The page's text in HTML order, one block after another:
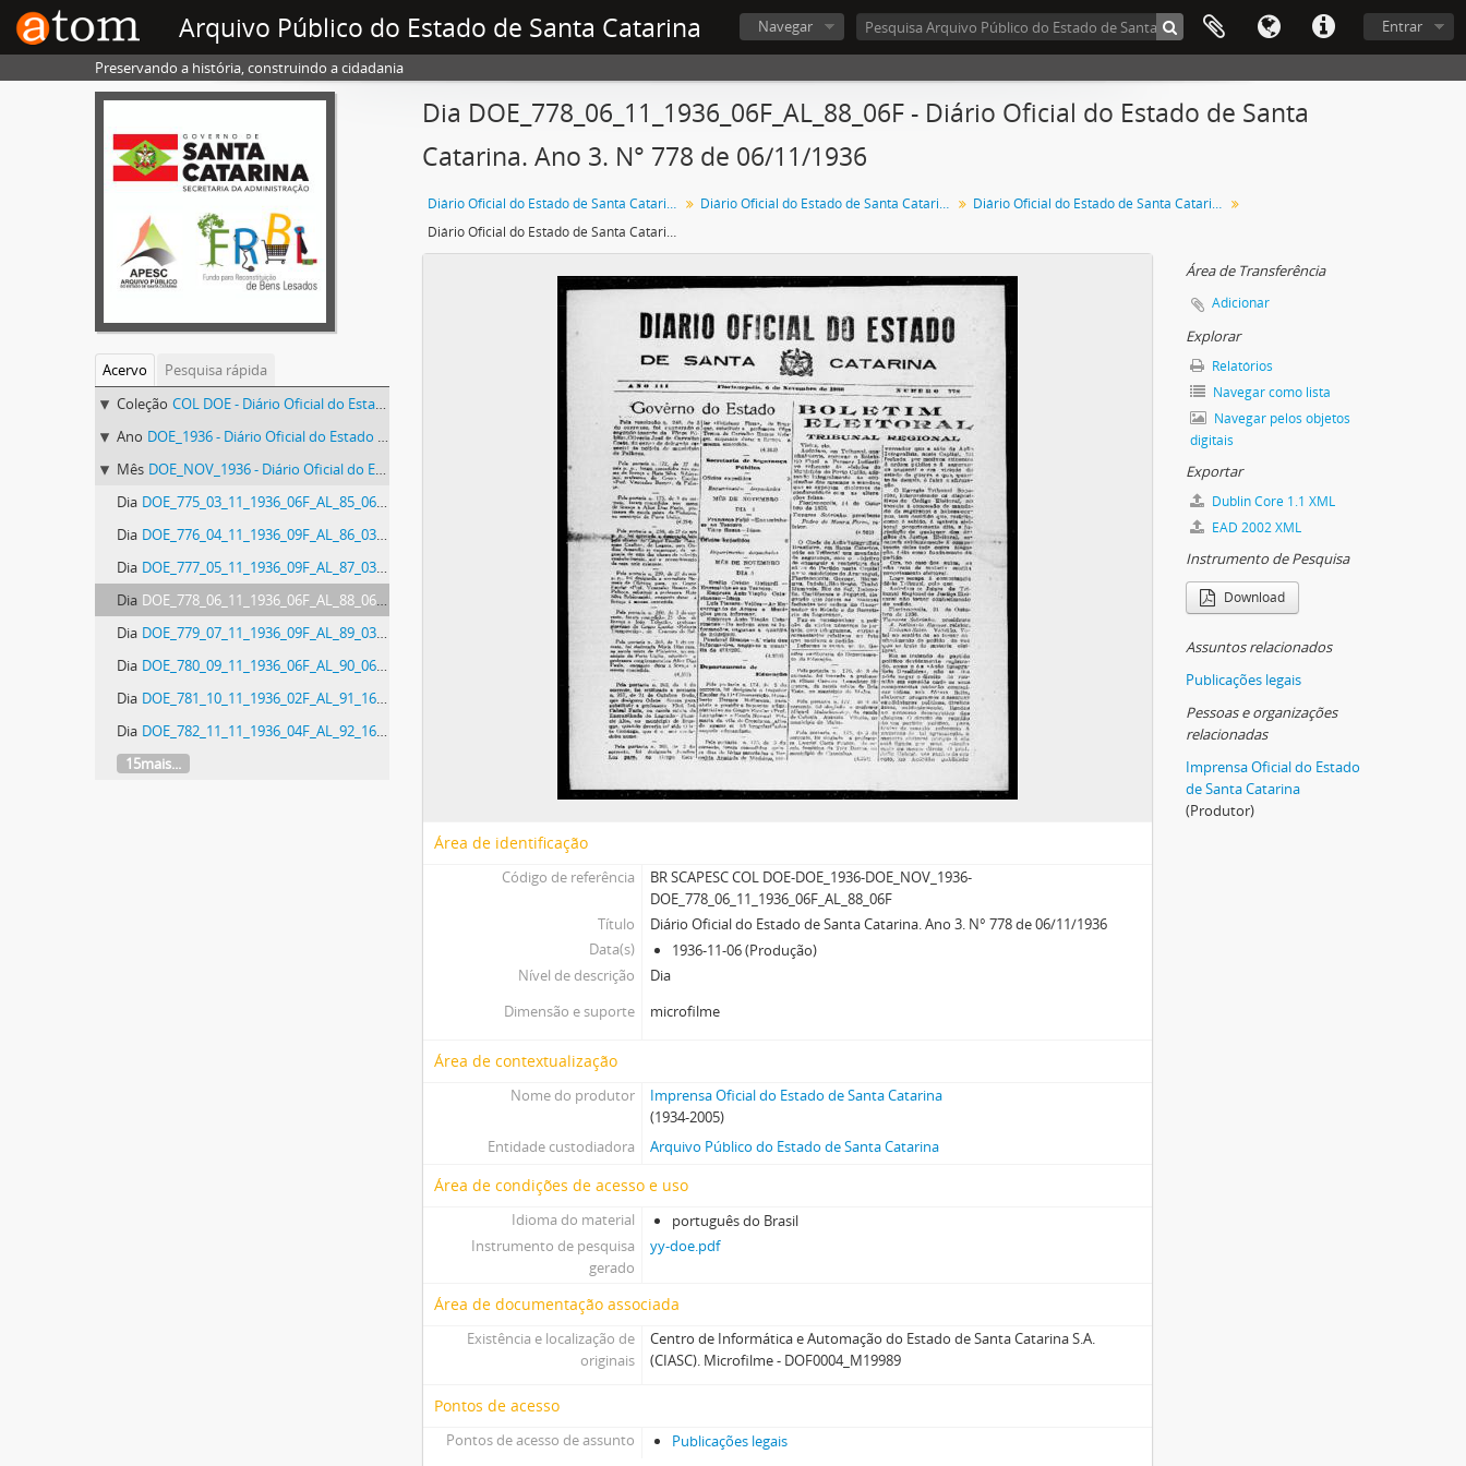
Arquivo Público do Estado de Santa Catarina Entrar
Navegar
Preservando a história, construindo a cidadania
Acervo
Pesquisa rápida
Coleção COL DOE - Diário Oficial do Estado de Santa Catarina
Ano DOE_1936 - Diário Oficial do Estado de Santa Catarina. 1936
Mês DOE_NOV_1936 - Diário Oficial do Estado de Santa Catarina. Novembro de 1936
Dia DOE_775_03_11_1936_06F_AL_85_06F - Diário Oficial do Estado de Santa Catarina. Ano 3. N° 775 de 03/11/1936
Dia DOE_776_04_11_1936_09F_AL_86_03F - Diário Oficial do Estado de Santa Catarina. Ano 3. N° 776 de 04/11/1936
Dia DOE_777_05_11_1936_09F_AL_87_03F - Diário Oficial do Estado de Santa Catarina. Ano 3. N° 777 de 05/11/1936
Dia DOE_778_06_11_1936_06F_AL_88_06F - Diário Oficial do Estado de Santa Catarina. Ano 3. N° 778 de 06/11/1936
Dia DOE_779_07_11_1936_09F_AL_89_03F - Diário Oficial do Estado de Santa Catarina. Ano 3. N° 779 de 07/11/1936
Dia DOE_780_09_11_1936_06F_AL_90_06F - Diário Oficial do Estado de Santa Catarina. Ano 3. N° 780 de 09/11/1936
Dia DOE_781_10_11_1936_02F_AL_91_16F - Diário Oficial do Estado de Santa Catarina. Ano 3. N° 781 de 10/11/1936
Dia DOE_782_11_11_1936_04F_AL_92_16F - Diário Oficial do Estado de Santa Catarina. Ano 3. N° 782 de 11/11/1936
15mais...
Dia DOE_778_06_11_1936_06F_AL_88_06F - Diário Oficial do Estado de Santa
Catarina. Ano 3. N° 778 de 06/11/1936
Diário Oficial do Estado de Santa Catarina Diário Oficial do Estado de Santa Catarina. 1936
Diário Oficial do Estado de Santa Catarina. Novembro de 1936
Diário Oficial do Estado de Santa Catarina. Ano 3. N° 778 de 06/11/1936
Área de identificação
Código de referência
BR SCAPESC COL DOE-DOE_1936-DOE_NOV_1936-
DOE_778_06_11_1936_06F_AL_88_06F
Título
Diário Oficial do Estado de Santa Catarina. Ano 3. N° 778 de 06/11/1936
Data(s)
1936-11-06 (Produção)
Nível de descrição
Dia
Dimensão e suporte
microfilme
Área de contextualização
Nome do produtor
Imprensa Oficial do Estado de Santa Catarina
(1934-2005)
Entidade custodiadora
Arquivo Público do Estado de Santa Catarina
Área de condições de acesso e uso
Idioma do material
português do Brasil
Instrumento de pesquisa
gerado
yy-doe.pdf
Área de documentação associada
Existência e localização de
originais
Centro de Informática e Automação do Estado de Santa Catarina S.A.
(CIASC). Microfilme - DOF0004_M19989
Pontos de acesso
Pontos de acesso de assunto Publicações legais
Área de Transferência
Adicionar
Explorar
Relatórios
Navegar como lista
Navegar pelos objetos
digitais
Exportar
Dublin Core 1.1 XML
EAD 2002 XML
Instrumento de Pesquisa
Download
Assuntos relacionados
Publicações legais
Pessoas e organizações
relacionadas
Imprensa Oficial do Estado
de Santa Catarina
(Produtor)